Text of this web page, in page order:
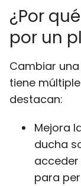
¿Por
por un
Cambiar
tiene
destacan:
Mejora
ducha
para